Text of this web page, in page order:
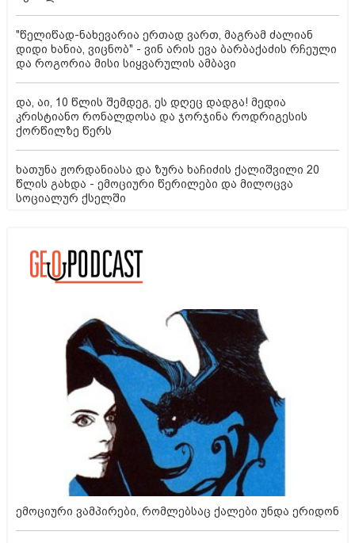
"წელიწად-ნახევარია ერთად ვართ, მაგრამ ძალიან
დიდი ხანია, ვიცნობ" - ვინ არის ევა ბარბაქაძის რჩეული
და როგორია მისი სიყვარულის ამბავი
და, აი, 10 წლის შემდეგ, ეს დღეც დადგა! მედია
კრისტიანო რონალდოსა და ჯორჯინა როდრიგესის
ქორწილზე წერს
ხათუნა ჟორდანიასა და ზურა ხაჩიძის ქალიშვილი 20
წლის გახდა - ემოციური წერილები და მილოცვა
სოციალურ ქსელში
ემოციური ვამპირები, რომლებსაც ქალები უნდა ერიდონ